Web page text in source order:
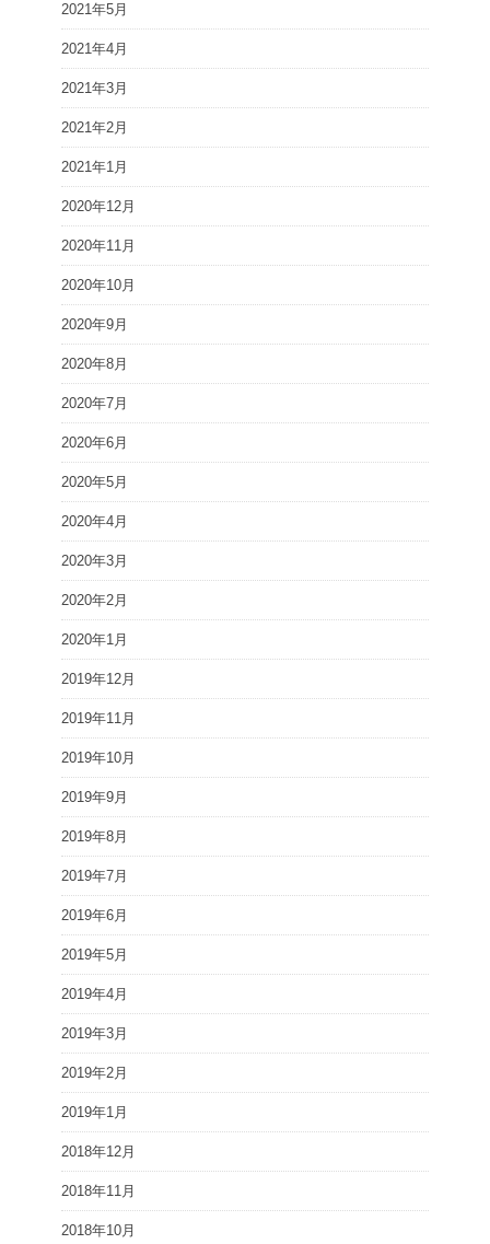
2021年5月
2021年4月
2021年3月
2021年2月
2021年1月
2020年12月
2020年11月
2020年10月
2020年9月
2020年8月
2020年7月
2020年6月
2020年5月
2020年4月
2020年3月
2020年2月
2020年1月
2019年12月
2019年11月
2019年10月
2019年9月
2019年8月
2019年7月
2019年6月
2019年5月
2019年4月
2019年3月
2019年2月
2019年1月
2018年12月
2018年11月
2018年10月